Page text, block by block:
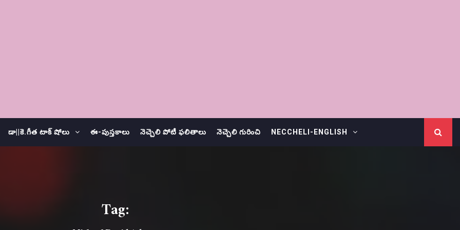
డా||కె.గీత టాక్ షోలు ఈ-పుస్తకాలు నెచ్చెలి పోటీ ఫలితాలు నెచ్చెలి గురించి NECCHELI-ENGLISH
Tag: